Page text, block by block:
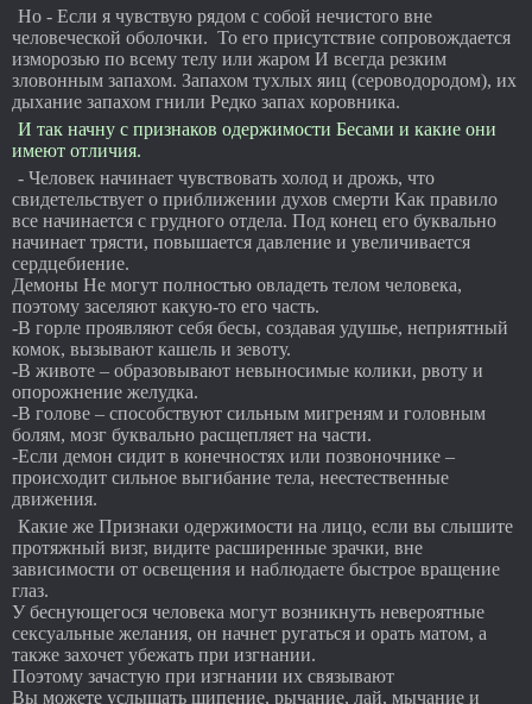
Но - Если я чувствую рядом с собой нечистого вне
человеческой оболочки. То его присутствие сопровождается
изморозью по всему телу или жаром И всегда резким
зловонным запахом. Запахом тухлых яиц (сероводородом), их
дыхание запахом гнили Редко запах коровника.
И так начну с признаков одержимости Бесами и какие они
имеют отличия.
- Человек начинает чувствовать холод и дрожь, что
свидетельствует о приближении духов смерти Как правило
все начинается с грудного отдела. Под конец его буквально
начинает трясти, повышается давление и увеличивается
сердцебиение.
Демоны Не могут полностью овладеть телом человека,
поэтому заселяют какую-то его часть.
-В горле проявляют себя бесы, создавая удушье, неприятный
комок, вызывают кашель и зевоту.
-В животе – образовывают невыносимые колики, рвоту и
опорожнение желудка.
-В голове – способствуют сильным мигреням и головным
болям, мозг буквально расщепляет на части.
-Если демон сидит в конечностях или позвоночнике –
происходит сильное выгибание тела, неестественные
движения.
Какие же Признаки одержимости на лицо, если вы слышите
протяжный визг, видите расширенные зрачки, вне
зависимости от освещения и наблюдаете быстрое вращение
глаз.
У беснующегося человека могут возникнуть невероятные
сексуальные желания, он начнет ругаться и орать матом, а
также захочет убежать при изгнании.
Поэтому зачастую при изгнании их связывают
Вы можете услышать шипение, рычание, лай, мычание и